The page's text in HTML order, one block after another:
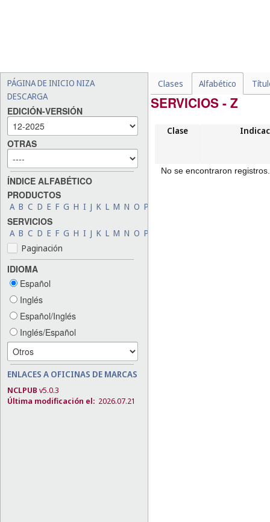
PÁGINA DE INICIO NIZA
DESCARGA
EDICIÓN-VERSIÓN
OTRAS
ÍNDICE ALFABÉTICO
PRODUCTOS
A B C D E F G H I J K L M N O P
SERVICIOS
A B C D E F G H I J K L M N O P
Paginación
IDIOMA
Español
Inglés
Español/Inglés
Inglés/Español
ENLACES A OFICINAS DE MARCAS
NCLPUB v5.0.3
Última modificación el: 2026.07.21
Clases Alfabético
SERVICIOS - Z
Clase
No se encontraron registros.